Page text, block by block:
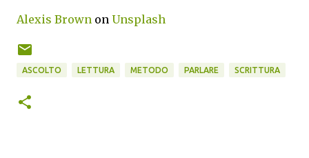
Alexis Brown on Unsplash
ASCOLTO LETTURA METODO PARLARE SCRITTURA